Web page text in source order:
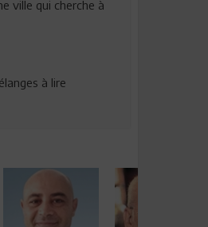
ville qui cherche à
à lire